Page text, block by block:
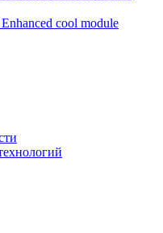
cool module